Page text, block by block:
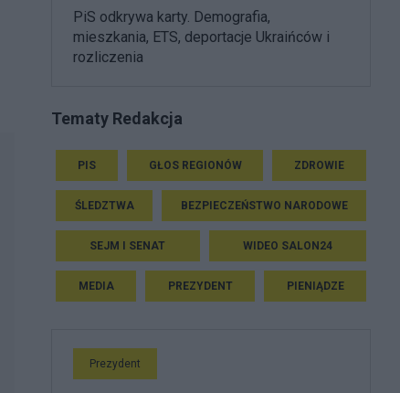
PiS odkrywa karty. Demografia,
mieszkania, ETS, deportacje Ukraińców i
rozliczenia
Tematy Redakcja
PIS GŁOS REGIONÓW ZDROWIE
ŚLEDZTWA BEZPIECZEŃSTWO NARODOWE
SEJM I SENAT WIDEO SALON24
MEDIA PREZYDENT PIENIĄDZE
Prezydent